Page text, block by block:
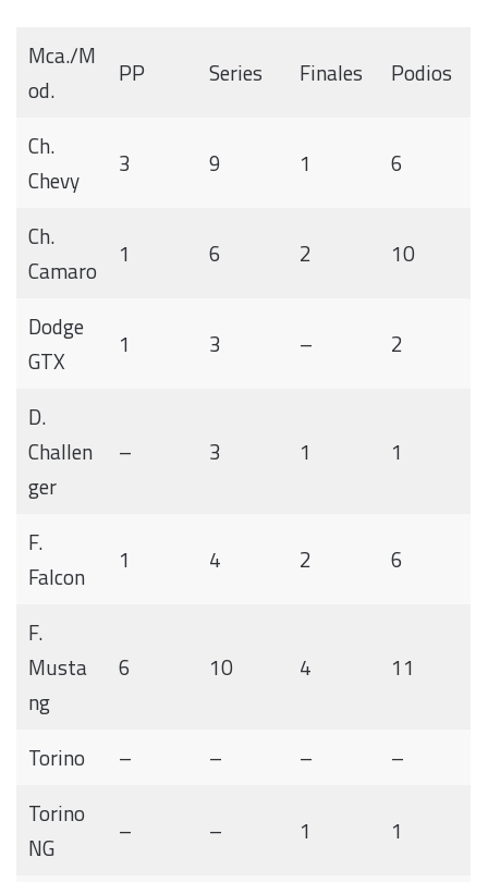
Mca./M
od.
PP Series Finales Podios
Ch.
Chevy
3 9 1 6
Ch.
Camaro
1 6 2 10
Dodge
GTX
1 3 – 2
D.
Challen
ger
– 3 1 1
F.
Falcon
1 4 2 6
F.
Musta
ng
6 10 4 11
Torino – – –
–
Torino
NG
– – 1 1